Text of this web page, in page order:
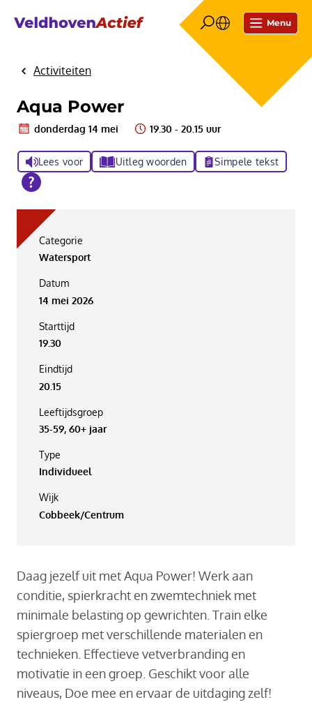
Menu
HomeActiviteiten
Aqua Power
donderdag 14 mei 19.30 - 20.15 uur
Lees voor Uitleg woorden Simpele tekst
Categorie
Watersport
Datum
14 mei 2026
Starttijd
19.30
Eindtijd
20.15
Leeftijdsgroep
35-59, 60+ jaar
Type
Individueel
Wijk
Cobbeek/Centrum
Daag jezelf uit met Aqua Power! Werk aan
conditie, spierkracht en zwemtechniek met
minimale belasting op gewrichten. Train elke
spiergroep met verschillende materialen en
technieken. Effectieve vetverbranding en
motivatie in een groep. Geschikt voor alle
niveaus, Doe mee en ervaar de uitdaging zelf!